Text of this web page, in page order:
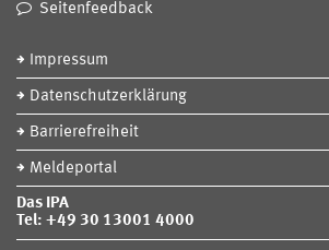
Seitenfeedback
Impressum
Datenschutzerklärung
Barrierefreiheit
Meldeportal
Das IPA
Tel: +49 30 13001 4000